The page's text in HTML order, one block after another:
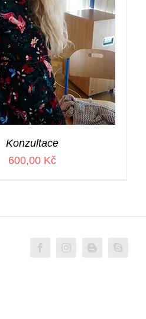
Konzultace
600,00 Kč
facebookinstagramblogger